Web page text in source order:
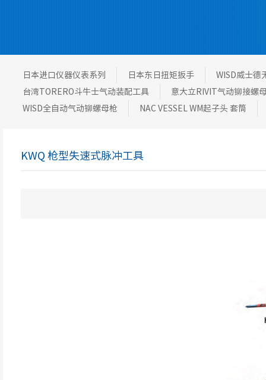
日本进口仪器仪表系列 日本东日扭矩扳手
WISD威士德
台湾TORERO斗牛士气动装配工具
意大立RIVIT气动铆接螺
WISD全自动气动铆螺母枪
NAC VESSEL WM起子头 套筒
KWQ 枪型失速式脉冲工具